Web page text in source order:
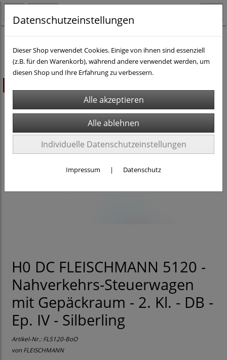
H0 DC FLEISCHMANN 5120 -
Nahverkehrs-Steuerwagen
mit Gepäckraum - 2. Kl. - DB -
Ep. IV - Silberling
Artikel-Nr.:FL5120-BoO
vonFLEISCHMANN
Datenschutzeinstellungen
Dieser Shop verwendet Cookies. Einige von ihnen sind essenziell
(z.B. für den Warenkorb), während andere verwendet werden, um
diesen Shop und Ihre Erfahrung zu verbessern.
Individuelle Datenschutzeinstellungen
Impressum | Datenschutz